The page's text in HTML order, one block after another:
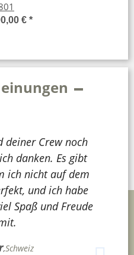
€ *
deiner Crew noch
danken. Es gibt
ich nicht auf dem
und ich habe
Spaß und Freude
,Schweiz